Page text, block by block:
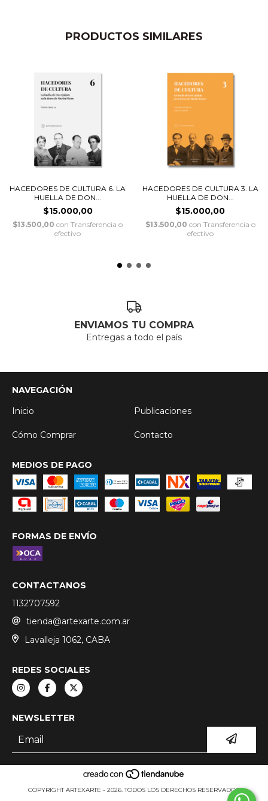
PRODUCTOS SIMILARES
HACEDORES DE CULTURA 6. LA
HUELLA DE DON...
$15.000,00
$13.500,00con Transferencia o
efectivo
HACEDORES DE CULTURA 3. LA
HUELLA DE DON...
$15.000,00
$13.500,00 con Transferencia o
efectivo
ENVIAMOS TU COMPRA
Entregas a todo el país
NAVEGACIÓN
Inicio
Publicaciones
Cómo Comprar Contacto
MEDIOS DE PAGO
FORMAS DE ENVÍO
CONTACTANOS
1132707592
tienda@artexarte.com.ar
Lavalleja 1062, CABA
REDES SOCIALES
NEWSLETTER
COPYRIGHT ARTEXARTE - 2026. TODOS LOS DERECHOS RESERVADOS.